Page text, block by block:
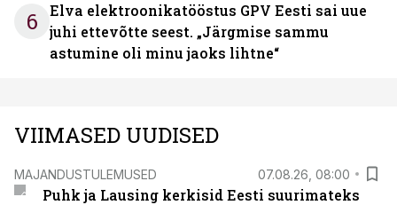
6
Elva elektroonikatööstus GPV Eesti sai uue
juhi ettevõtte seest. „Järgmise sammu
astumine oli minu jaoks lihtne“
VIIMASED UUDISED
MAJANDUSTULEMUSED 07.08.26, 08:00
Puhk ja Lausing kerkisid Eesti suurimateks